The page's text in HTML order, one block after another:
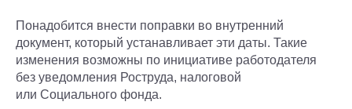
Понадобится внести поправки во внутренний
документ, который устанавливает эти даты. Такие
изменения возможны по инициативе работодателя
без уведомления Роструда, налоговой
или Социального фонда.